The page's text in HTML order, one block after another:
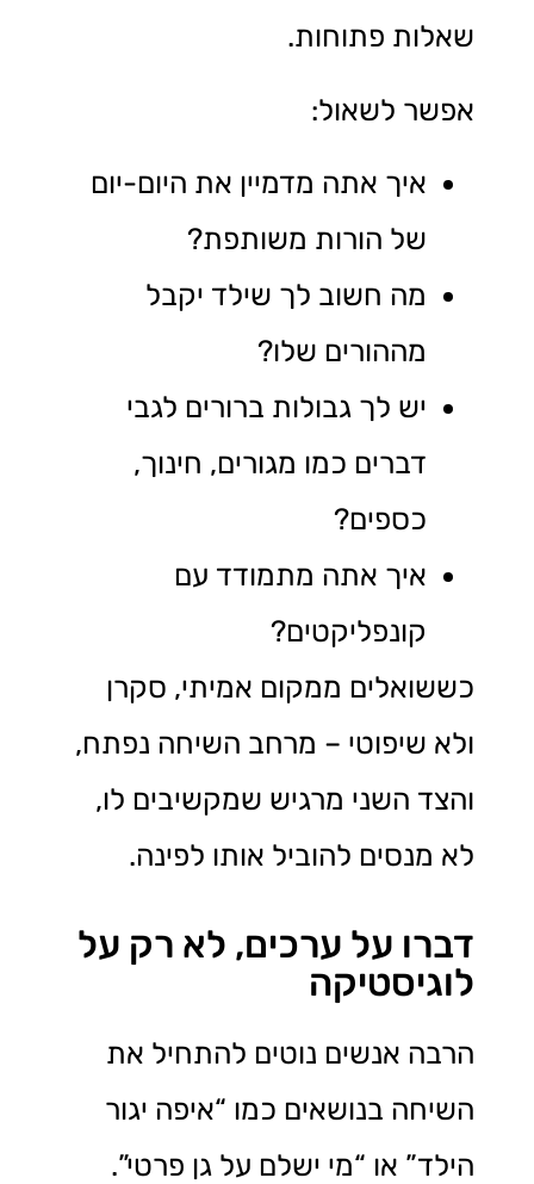
שאלות פתוחות.
אפשר לשאול:
איך אתה מדמיין את היום-יום
של הורות משותפת?
מה חשוב לך שילד יקבל
מההורים שלו?
יש לך גבולות ברורים לגבי
דברים כמו מגורים, חינוך,
כספים?
איך אתה מתמודד עם
קונפליקטים?
כששואלים ממקום אמיתי, סקרן
ולא שיפוטי – מרחב השיחה נפתח,
והצד השני מרגיש שמקשיבים לו,
לא מנסים להוביל אותו לפינה.
דברו על ערכים, לא רק על
לוגיסטיקה
הרבה אנשים נוטים להתחיל את
השיחה בנושאים כמו “איפה יגור
הילד” או “מי ישלם על גן פרטי”.